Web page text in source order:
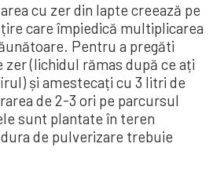
cu zer din lapte creează pe
care împiedică multiplicarea
Pentru a pregăti
(lichidul rămas după ce ați
și amestecați cu 3 litri de
de 2-3 ori pe parcursul
sunt plantate în teren
de pulverizare trebuie